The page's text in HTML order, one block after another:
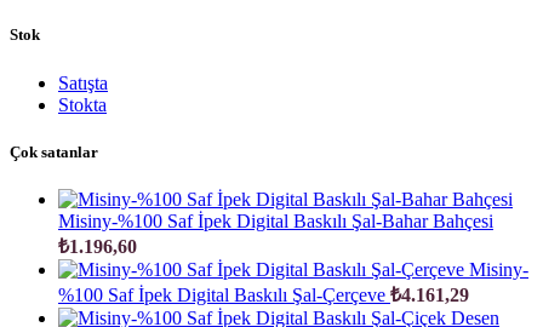
Stok
Satışta
Stokta
Çok satanlar
Misiny-%100 Saf İpek Digital Baskılı Şal-Bahar Bahçesi
₺1.196,60
Misiny-
%100 Saf İpek Digital Baskılı Şal-Çerçeve ₺4.161,29